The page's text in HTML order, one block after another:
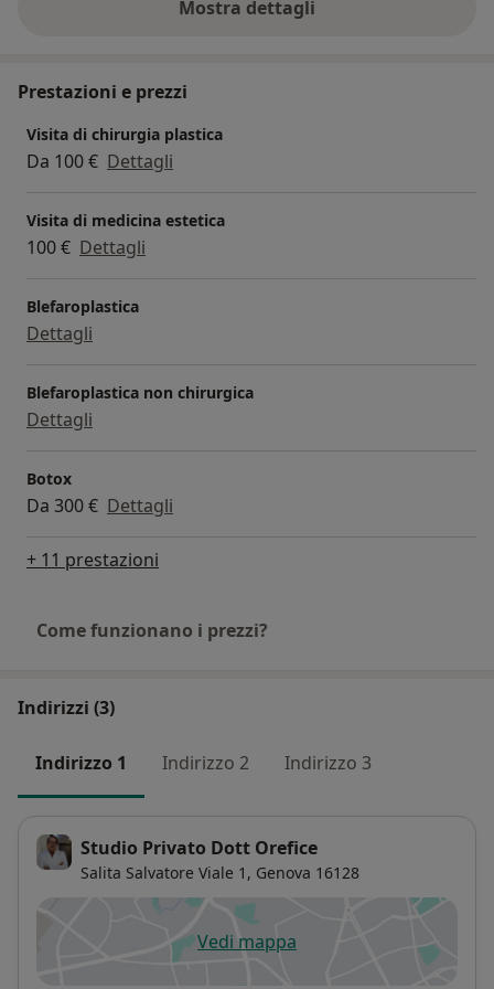
Mostra dettagli
sull'esperienza
Prestazioni e prezzi
Visita di chirurgia plastica
Da 100 € Dettagli
Visita di medicina estetica
100 € Dettagli
Blefaroplastica
Dettagli
Blefaroplastica non chirurgica
Dettagli
Botox
Da 300 € Dettagli
+ 11 prestazioni
Come funzionano i prezzi?
Indirizzi (3)
Indirizzo 1 Indirizzo 2 Indirizzo 3
Studio Privato Dott Orefice
Salita Salvatore Viale 1, Genova 16128
Vedi mappasi apre in una nuova scheda